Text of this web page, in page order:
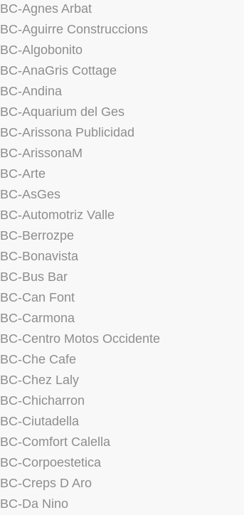
BC-Agnes Arbat
BC-Aguirre Construccions
BC-Algobonito
BC-AnaGris Cottage
BC-Andina
BC-Aquarium del Ges
BC-Arissona Publicidad
BC-ArissonaM
BC-Arte
BC-AsGes
BC-Automotriz Valle
BC-Berrozpe
BC-Bonavista
BC-Bus Bar
BC-Can Font
BC-Carmona
BC-Centro Motos Occidente
BC-Che Cafe
BC-Chez Laly
BC-Chicharron
BC-Ciutadella
BC-Comfort Calella
BC-Corpoestetica
BC-Creps D Aro
BC-Da Nino